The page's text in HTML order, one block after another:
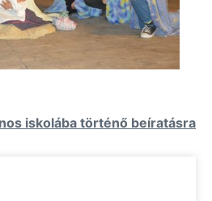
iskolába történő beíratásra